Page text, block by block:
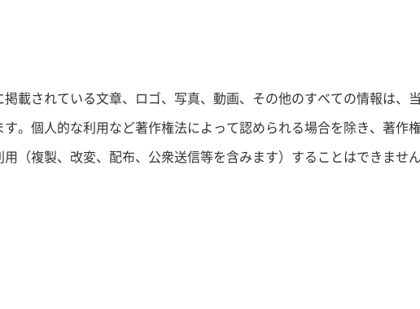
載されている文章、ロゴ、写真、動画、その他のすべての情報は、
。個人的な利用など著作権法によって認められる場合を除き、著作
（複製、改変、配布、公衆送信等を含みます）することはできません